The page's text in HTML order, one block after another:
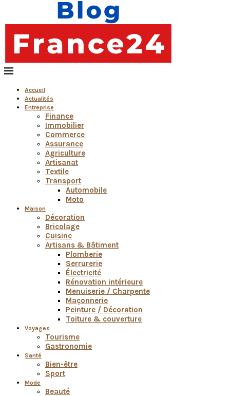
Accueil
Actualités
Entreprise
Finance
Immobilier
Commerce
Assurance
Agriculture
Artisanat
Textile
Transport
Automobile
Moto
Maison
Décoration
Bricolage
Cuisine
Artisans & Bâtiment
Plomberie
Serrurerie
Électricité
Rénovation intérieure
Menuiserie / Charpente
Maçonnerie
Peinture / Décoration
Toiture & couverture
Voyages
Tourisme
Gastronomie
Santé
Bien-être
Sport
Mode
Beauté